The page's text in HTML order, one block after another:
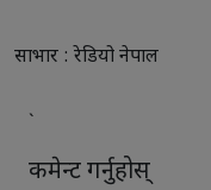
साभार : रेडियो नेपाल
`
कमेन्ट गर्नुहोस्